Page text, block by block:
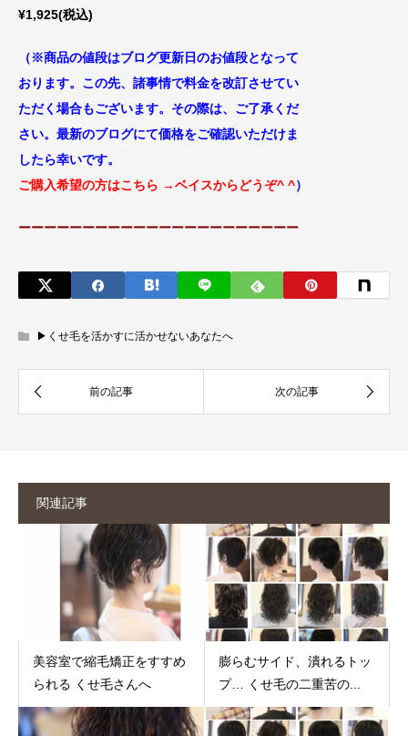
¥1,925(税込)
（※商品の値段はブログ更新日のお値段となって
おります。この先、諸事情で料金を改訂させてい
ただく場合もございます。 その際は、ご了承くだ
さい。最新のブログにて価格をご確認いただけま
したら幸いです。
ご購入希望の方はこちら →ベイスからどうぞ^ ^）
ーーーーーーーーーーーーーーーーーーーーーー
▶︎くせ毛を活かすに活かせないあなたへ
関連記事
美容室で縮毛矯正をすすめ
られる くせ毛さんへ
膨らむサイド、潰れるトッ
プ… くせ毛の二重苦の...